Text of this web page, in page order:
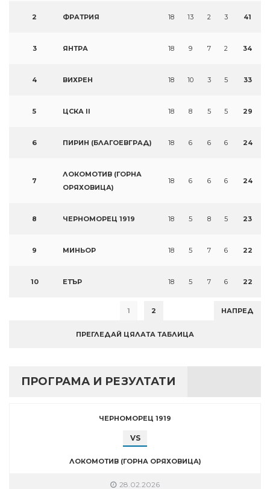
2 ФРАТРИЯ 18 13 2 3 41
3 ЯНТРА 18 9 7 2 34
4 ВИХРЕН 18 10 3 5 33
5 ЦСКА II 18 8 5 5 29
6 ПИРИН (БЛАГОЕВГРАД) 18 6 6 6 24
7
ЛОКОМОТИВ (ГОРНА
ОРЯХОВИЦА)
18 6 6 6 24
8 ЧЕРНОМОРЕЦ 1919 18 5 8 5 23
9 МИНЬОР 18 5 7 6 22
10 ЕТЪР 18 5 7 6 22
1 2 НАПРЕД
ПРЕГЛЕДАЙ ЦЯЛАТА ТАБЛИЦА
ПРОГРАМА И РЕЗУЛТАТИ
ЧЕРНОМОРЕЦ 1919
VS
ЛОКОМОТИВ (ГОРНА ОРЯХОВИЦА)
28.02.2026